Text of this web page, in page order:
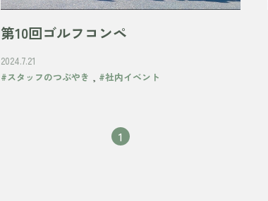
第10回ゴルフコンペ
2024.7.21
#スタッフのつぶやき , #社内イベント
1